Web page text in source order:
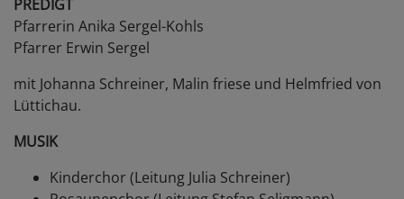
PREDIGT
Pfarrerin Anika Sergel-Kohls
Pfarrer Erwin Sergel
mit Johanna Schreiner, Malin friese und Helmfried von
Lüttichau.
MUSIK
Kinderchor (Leitung Julia Schreiner)